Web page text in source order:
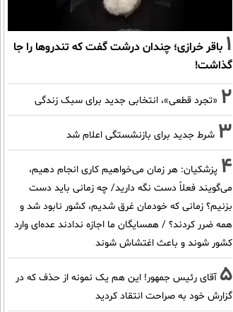
1 باقر خرازی؛ چندان درشت گفت که تندروها را جا
گذاشت!
2 «تجرد قطعی»، انتخابی جدید برای سبک زندگی
3 شرط جدید برای بازنشستگی اعلام شد
4 پزشکیان: هر زمان می‌خواهیم کاری انجام دهیم،
می‌گویند فعلاً دست نگه دارید/ چه زمانی باید دست
بزنیم؟ زمانی که خودمان غرق شدیم، کشور نابود شد و
همه ضرر کردند؟ / همسایگان ما اجازه ندادند عده‌ای وارد
کشور شوند و باعث اغتشاش شوند
5 آقای رئیس جمهور! این هم یک نمونه از حذف که در
گزارش خود به صراحت انتقاد کردید